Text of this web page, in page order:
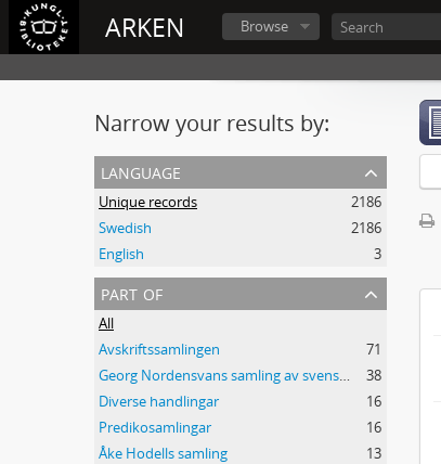
ARKEN Browse
Narrow your results by:
language
Unique records
2186
Swedish
2186
English
3
part of
All
Avskriftssamlingen
71
Georg Nordensvans samling av svenska författares originalmanuskript
38
Diverse handlingar
16
Predikosamlingar
16
Åke Hodells samling
13